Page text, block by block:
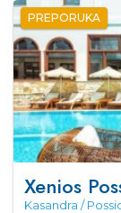
PREPORUKA
Xenios
Kasandra /